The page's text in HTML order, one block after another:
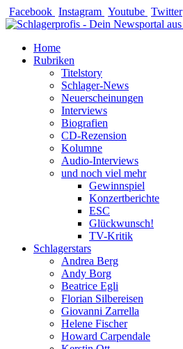
Zum
Inhalt
Facebook Instagram Youtube Twitter
Home
Rubriken
Titelstory
Schlager-News
Neuerscheinungen
Interviews
Biografien
CD-Rezension
Kolumne
Audio-Interviews
und noch viel mehr
Gewinnspiel
Konzertberichte
ESC
Glückwunsch!
TV-Kritik
Schlagerstars
Andrea Berg
Andy Borg
Beatrice Egli
Florian Silbereisen
Giovanni Zarrella
Helene Fischer
Howard Carpendale